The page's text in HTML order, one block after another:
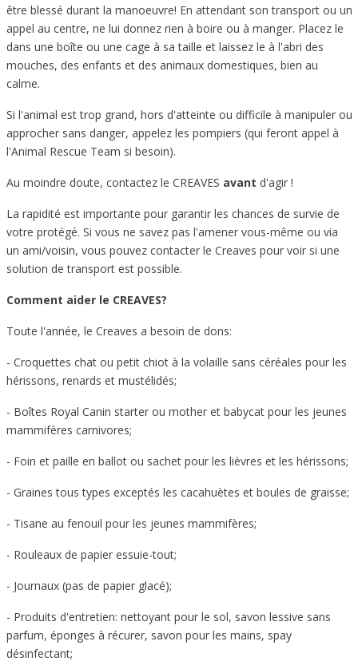
être blessé durant la manoeuvre! En attendant son transport ou un
appel au centre, ne lui donnez rien à boire ou à manger. Placez le
dans une boîte ou une cage à sa taille et laissez le à l'abri des
mouches, des enfants et des animaux domestiques, bien au
calme.
Si l'animal est trop grand, hors d'atteinte ou difficile à manipuler ou
approcher sans danger, appelez les pompiers (qui feront appel à
l'Animal Rescue Team si besoin).
Au moindre doute, contactez le CREAVES avant d'agir !
La rapidité est importante pour garantir les chances de survie de
votre protégé. Si vous ne savez pas l'amener vous-même ou via
un ami/voisin, vous pouvez contacter le Creaves pour voir si une
solution de transport est possible.
Comment aider le CREAVES?
Toute l'année, le Creaves a besoin de dons:
- Croquettes chat ou petit chiot à la volaille sans céréales pour les
hérissons, renards et mustélidés;
- Boîtes Royal Canin starter ou mother et babycat pour les jeunes
mammifères carnivores;
- Foin et paille en ballot ou sachet pour les lièvres et les hérissons;
- Graines tous types exceptés les cacahuètes et boules de graisse;
- Tisane au fenouil pour les jeunes mammifères;
- Rouleaux de papier essuie-tout;
- Journaux (pas de papier glacé);
- Produits d'entretien: nettoyant pour le sol, savon lessive sans
parfum, éponges à récurer, savon pour les mains, spay
désinfectant;